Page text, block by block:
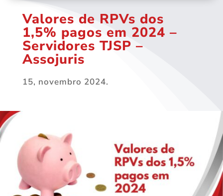
Valores de RPVs dos
1,5% pagos em 2024 –
Servidores TJSP –
Assojuris
15, novembro 2024.